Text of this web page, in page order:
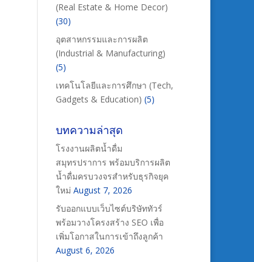
(Real Estate & Home Decor)
(30)
อุตสาหกรรมและการผลิต
(Industrial & Manufacturing)
(5)
เทคโนโลยีและการศึกษา (Tech,
Gadgets & Education) (5)
บทความล่าสุด
โรงงานผลิตน้ำดื่ม
สมุทรปราการ พร้อมบริการผลิต
น้ำดื่มครบวงจรสำหรับธุรกิจยุค
ใหม่ August 7, 2026
รับออกแบบเว็บไซต์บริษัททัวร์
พร้อมวางโครงสร้าง SEO เพื่อ
เพิ่มโอกาสในการเข้าถึงลูกค้า
August 6, 2026